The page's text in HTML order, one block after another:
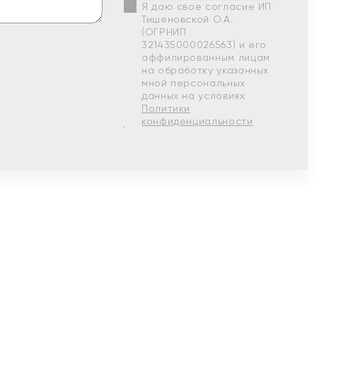
Я даю свое согласие ИП
Тишеновской О.А.
(ОГРНИП
321435000026563) и его
аффилированным лицам
на обработку указанных
мной персональных
данных на условиях
Политики
конфиденциальности